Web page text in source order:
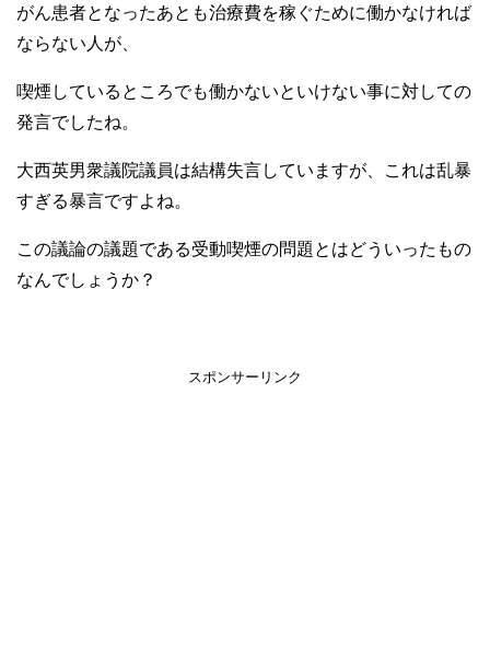
がん患者となったあとも治療費を稼ぐために働かなければ
ならない人が、
喫煙しているところでも働かないといけない事に対しての
発言でしたね。
大西英男衆議院議員は結構失言していますが、これは乱暴
すぎる暴言ですよね。
この議論の議題である受動喫煙の問題とはどういったもの
なんでしょうか？
スポンサーリンク